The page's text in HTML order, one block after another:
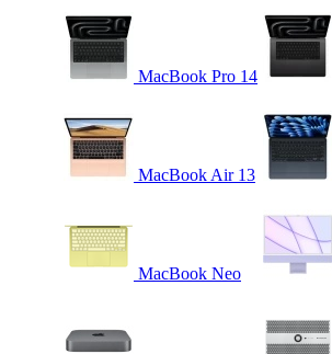
MacBook Pro 14
MacBook Air 13
MacBook Neo